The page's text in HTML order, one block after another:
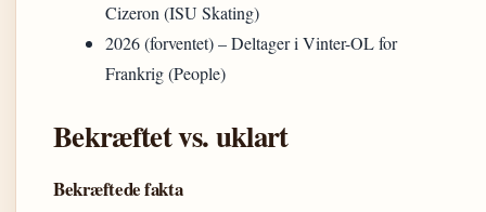
Cizeron (ISU Skating)
2026 (forventet)– Deltager i Vinter-OL for
Frankrig (People)
Bekræftet vs. uklart
Bekræftede fakta